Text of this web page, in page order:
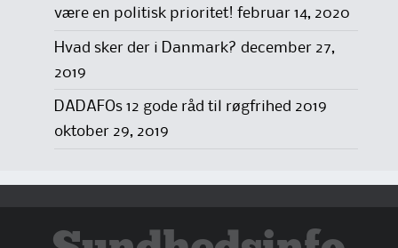
være en politisk prioritet! februar 14, 2020
Hvad sker der i Danmark? december 27,
2019
DADAFOs 12 gode råd til røgfrihed 2019
oktober 29, 2019